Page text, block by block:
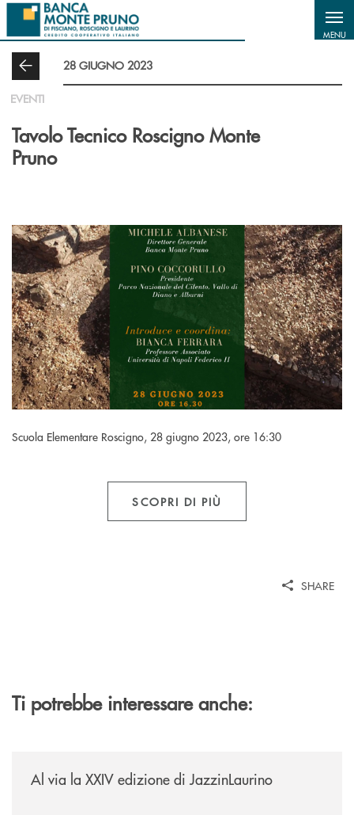
Salta al contenuto principale
MENU
28 GIUGNO 2023
EVENTI
Tavolo Tecnico Roscigno Monte
Pruno
Scuola Elementare Roscigno, 28 giugno 2023, ore 16:30
SCOPRI DI PIÙ
SHARE
Ti potrebbe interessare anche:
Al via la XXIV edizione di JazzinLaurino